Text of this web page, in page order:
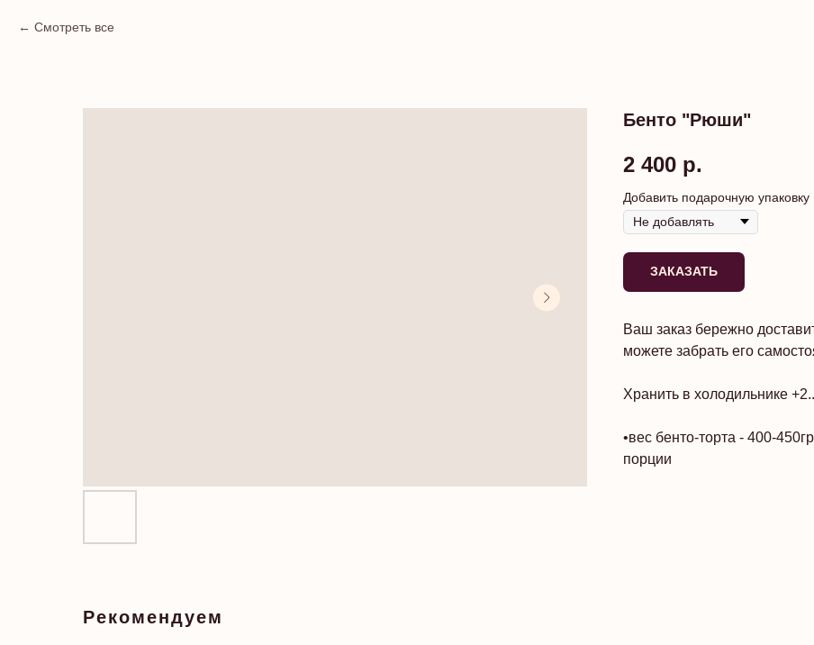
Смотреть все
Бенто "Рюши"
2 400 р.
Добавить подарочную упаковку
ЗАКАЗАТЬ
Ваш заказ бережно
можете забрать его
Хранить в холодильнике
•вес бенто-торта - 400-
порции
Рекомендуем